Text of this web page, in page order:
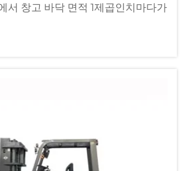
서 창고 바닥 면적 1제곱인치마다가
있다. 부동산 비용이 상승하고 재
따라 기존의 넓은 통로 방식...